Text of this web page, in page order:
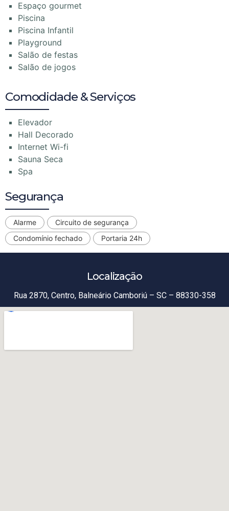
Espaço gourmet
Piscina
Piscina Infantil
Playground
Salão de festas
Salão de jogos
Comodidade & Serviços
Elevador
Hall Decorado
Internet Wi-fi
Sauna Seca
Spa
Segurança
Alarme
Circuito de segurança
Condomínio fechado
Portaria 24h
Localização
Rua 2870, Centro, Balneário Camboriú – SC – 88330-358